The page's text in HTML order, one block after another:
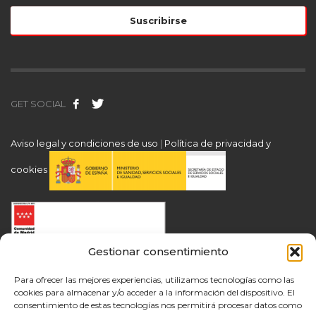
Gestionar consentimiento
Para ofrecer las mejores experiencias, utilizamos tecnologías como las
cookies para almacenar y/o acceder a la información del dispositivo. El
consentimiento de estas tecnologías nos permitirá procesar datos como
GET SOCIAL
Aviso legal y condiciones de uso | Política de privacidad y
cookies